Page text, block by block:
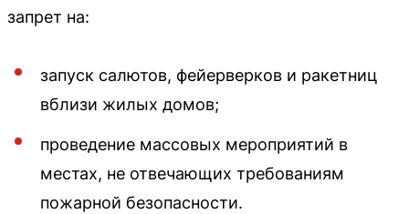
запрет на:
запуск салютов, фейерверков и ракетниц
вблизи жилых домов;
проведение массовых мероприятий в
местах, не отвечающих требованиям
пожарной безопасности.